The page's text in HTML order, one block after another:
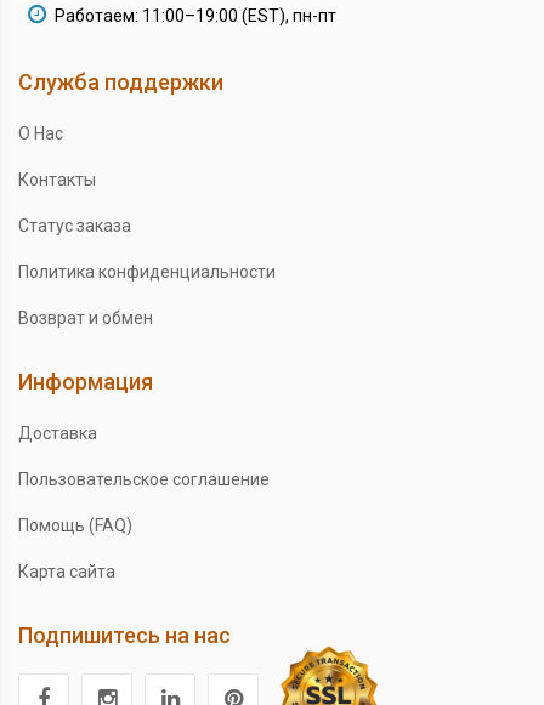
Работаем: 11:00–19:00 (EST), пн-пт
Служба поддержки
О Нас
Контакты
Статус заказа
Политика конфиденциальности
Возврат и обмен
Информация
Доставка
Пользовательское соглашение
Помощь (FAQ)
Карта сайта
Подпишитесь на нас